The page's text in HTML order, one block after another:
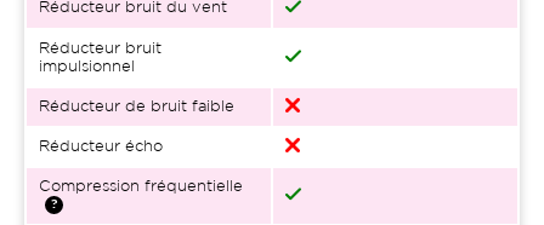
Réducteur bruit du vent
Réducteur bruit
impulsionnel
Réducteur de bruit faible
Réducteur écho
Compression fréquentielle